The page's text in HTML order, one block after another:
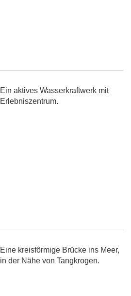
Ein aktives Wasserkraftwerk mit
Erlebniszentrum.
Eine kreisförmige Brücke ins Meer,
in der Nähe von Tangkrogen.